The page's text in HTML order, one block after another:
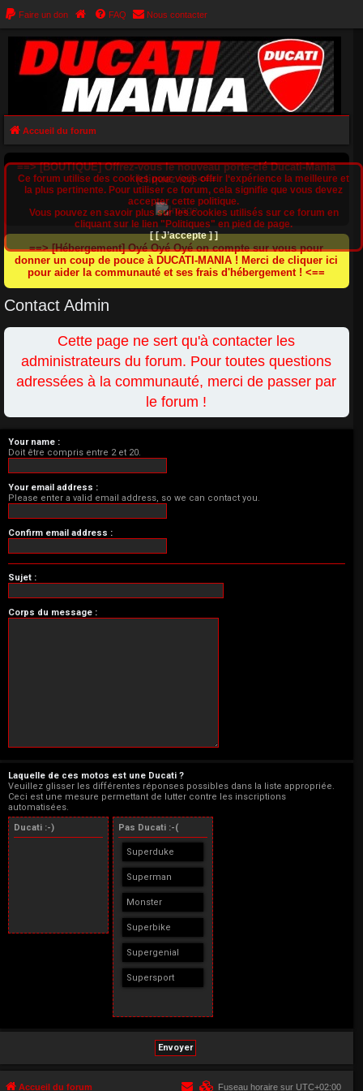
Faire un don FAQ Nous contacter
Accueil du forum
==> [BOUTIQUE] Offrez-vous le nouveau porte-clé Ducati-Mania
(cliquez ici) <==
==> [Hébergement] Oyé Oyé Oyé on compte sur vous pour
donner un coup de pouce à DUCATI-MANIA ! Merci de cliquer ici
pour aider la communauté et ses frais d'hébergement ! <==
Contact Admin
Cette page ne sert qu'à contacter les
administrateurs du forum. Pour toutes questions
adressées à la communauté, merci de passer par
le forum !
Your name :
Doit être compris entre 2 et 20.
Your email address :
Please enter a valid email address, so we can contact you.
Confirm email address :
Sujet :
Corps du message :
Laquelle de ces motos est une Ducati ?
Veuillez glisser les différentes réponses possibles dans la liste appropriée.
Ceci est une mesure permettant de lutter contre les inscriptions
automatisées.
Ducati :-)
Pas Ducati :-(
Superduke
Superman
Monster
Superbike
Supergenial
Supersport
Ce forum utilise des cookies pour vous offrir l‘expérience la meilleure et
la plus pertinente. Pour utiliser ce forum, cela signifie que vous devez
accepter cette politique.
Vous pouvez en savoir plus sur les cookies utilisés sur ce forum en
cliquant sur le lien "Politiques" en pied de page.
[ [ J’accepte ] ]
Accueil du forum Fuseau horaire sur UTC+02:00